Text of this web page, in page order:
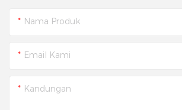
Nama Produk
Email Kami
Kandungan